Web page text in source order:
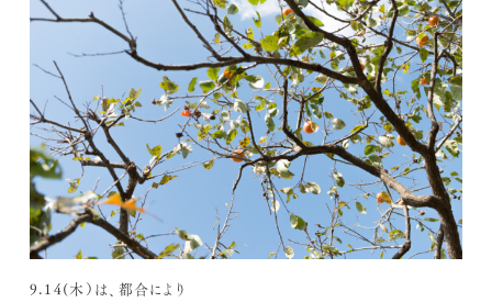
9.14(木）は、都合により